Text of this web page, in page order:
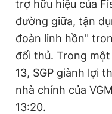
trợ hữu hiệu của
đường giữa, tận
đoàn linh hồn"
đối thủ. Trong
13, SGP giành lợi
nhà chính của
13:20.